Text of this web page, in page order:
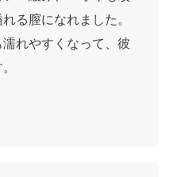
る膣になれました。
れやすくなって、彼